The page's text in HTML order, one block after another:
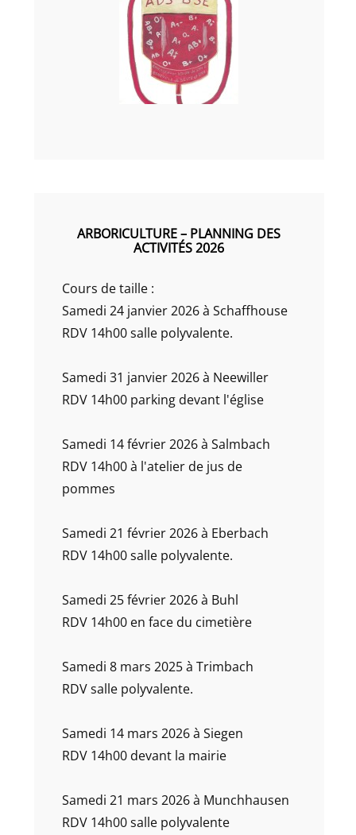
ARBORICULTURE – PLANNING DES
ACTIVITÉS 2026
Cours de taille :
Samedi 24 janvier 2026 à Schaffhouse
RDV 14h00 salle polyvalente.
Samedi 31 janvier 2026 à Neewiller
RDV 14h00 parking devant l'église
Samedi 14 février 2026 à Salmbach
RDV 14h00 à l'atelier de jus de
pommes
Samedi 21 février 2026 à Eberbach
RDV 14h00 salle polyvalente.
Samedi 25 février 2026 à Buhl
RDV 14h00 en face du cimetière
Samedi 8 mars 2025 à Trimbach
RDV salle polyvalente.
Samedi 14 mars 2026 à Siegen
RDV 14h00 devant la mairie
Samedi 21 mars 2026 à Munchhausen
RDV 14h00 salle polyvalente